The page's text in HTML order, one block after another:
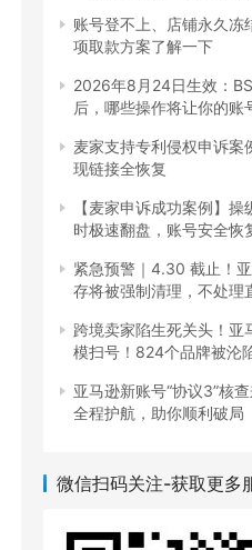
账号登不上、店铺永久冻
项取款方案了解一下
2026年8月24日生效：
后，哪些操作将让你的账
麦家支持专利侵权申诉案
现链接全恢复
【麦家申诉成功案例】
时极速翻盘，账号安全恢
紧急预警｜4.30 截止！
存将被强制清理，不处理
跨境卖家陷生死关头！亚
模扫号！824个品牌被沦
亚马逊新账号“协议3”核
全程护航，助你顺利破局
微信扫码关注-获取更多